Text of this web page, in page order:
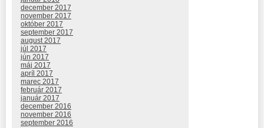
december 2017
november 2017
október 2017
september 2017
august 2017
júl 2017
jún 2017
máj 2017
apríl 2017
marec 2017
február 2017
január 2017
december 2016
november 2016
september 2016